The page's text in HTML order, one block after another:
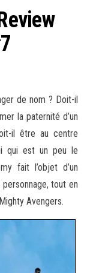
de nom ? Doit-il
la paternité d’un
il être au centre
qui est un peu le
fait l’objet d’un
tout en
Avengers.